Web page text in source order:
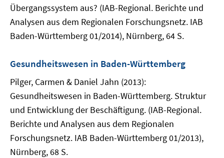
Übergangssystem aus? (IAB-Regional. Berichte und
Analysen aus dem Regionalen Forschungsnetz. IAB
Baden-Württemberg 01/2014), Nürnberg, 64 S.
Gesundheitswesen in Baden-Württemberg
Pilger, Carmen & Daniel Jahn (2013):
Gesundheitswesen in Baden-Württemberg. Struktur
und Entwicklung der Beschäftigung. (IAB-Regional.
Berichte und Analysen aus dem Regionalen
Forschungsnetz. IAB Baden-Württemberg 01/2013),
Nürnberg, 68 S.